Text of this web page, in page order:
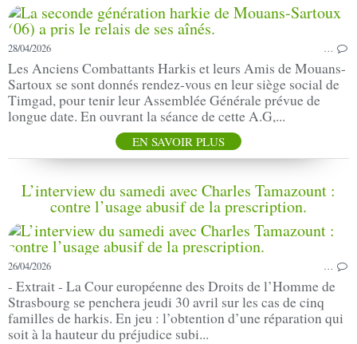
28/04/2026 …
Les Anciens Combattants Harkis et leurs Amis de Mouans-
Sartoux se sont donnés rendez-vous en leur siège social de
Timgad, pour tenir leur Assemblée Générale prévue de
longue date. En ouvrant la séance de cette A.G,...
EN SAVOIR PLUS
L’interview du samedi avec Charles Tamazount :
contre l’usage abusif de la prescription.
26/04/2026 …
- Extrait - La Cour européenne des Droits de l’Homme de
Strasbourg se penchera jeudi 30 avril sur les cas de cinq
familles de harkis. En jeu : l’obtention d’une réparation qui
soit à la hauteur du préjudice subi...